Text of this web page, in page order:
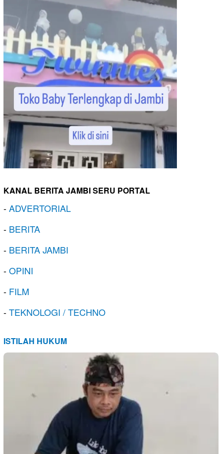
KANAL BERITA JAMBI SERU PORTAL
-ADVERTORIAL
- BERITA
- BERITA JAMBI
-OPINI
- FILM
-TEKNOLOGI / TECHNO
ISTILAH HUKUM